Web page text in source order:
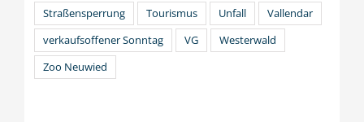
Straßensperrung
Tourismus Unfall
Vallendar
verkaufsoffener Sonntag
VG
Westerwald
Zoo Neuwied